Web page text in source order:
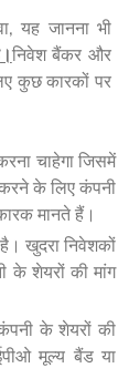
यह जानना भी
निवेश बैंकर और
कुछ कारकों पर
चाहेगा जिसमें
करने के लिए कंपनी
मानते हैं।
खुदरा निवेशकों
शेयरों की मांग
के शेयरों की
मूल्य बैंड या